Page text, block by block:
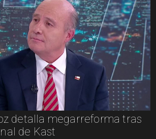
detalla megarreforma tras
de Kast